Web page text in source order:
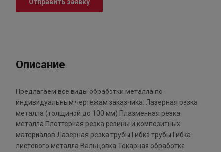
Отправить заявку
Описание
Предлагаем все виды обработки металла по
индивидуальным чертежам заказчика: Лазерная резка
металла (толщиной до 100 мм) Плазменная резка
металла Плоттерная резка резины и композитных
материалов Лазерная резка трубы Гибка трубы Гибка
листового металла Вальцовка Токарная обработка